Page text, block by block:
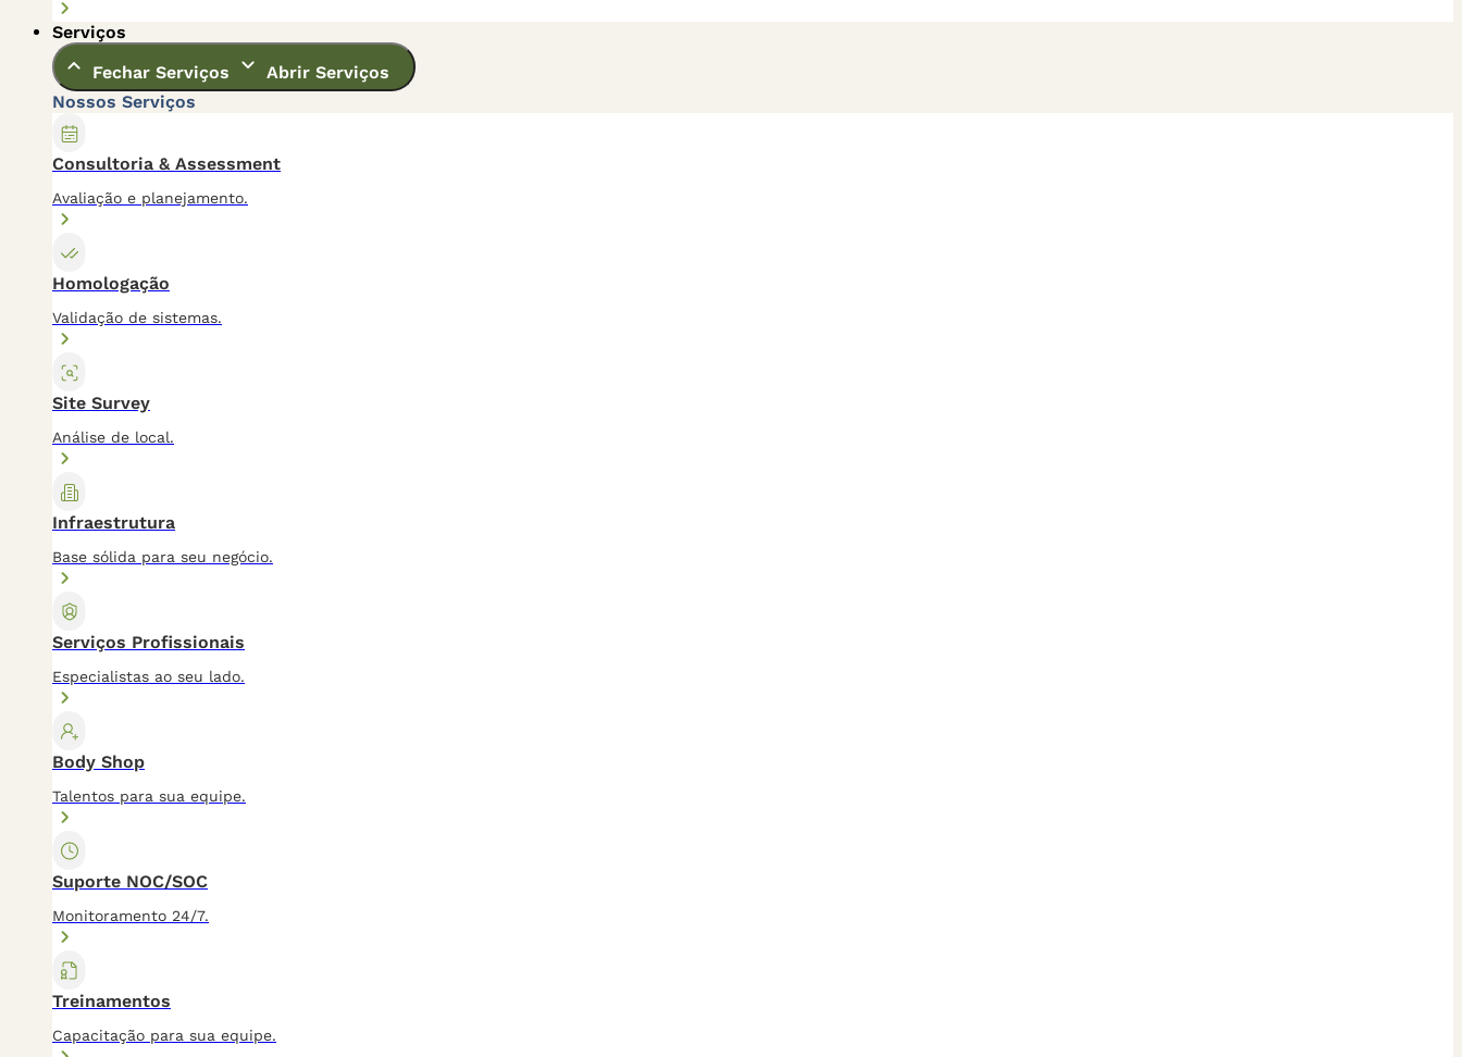
Serviços
Fechar Serviços
Abrir Serviços
Nossos Serviços
Consultoria & Assessment
Avaliação e planejamento.
Homologação
Validação de sistemas.
Site Survey
Análise de local.
Infraestrutura
Base sólida para seu negócio.
Serviços Profissionais
Especialistas ao seu lado.
Body Shop
Talentos para sua equipe.
Suporte NOC/SOC
Monitoramento 24/7.
Treinamentos
Capacitação para sua equipe.